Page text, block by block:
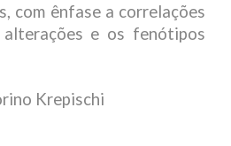
com ênfase a correlações
e os fenótipos
Krepischi